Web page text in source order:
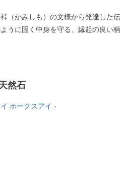
（かみしも）の文様から発達した
うに固く中身を守る、縁起の良い
然石
ホークスアイ -